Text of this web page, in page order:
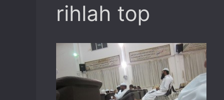
rihlah top